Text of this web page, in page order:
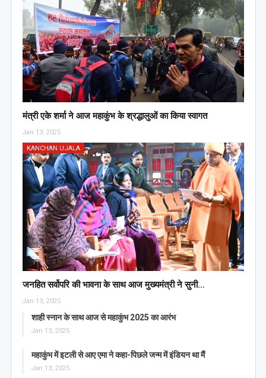
मंत्री एके शर्मा ने आज महाकुंभ के श्रद्धालुओं का किया स्वागत
Jan 13, 2025
KANCHAN UJALA
जनहित सर्वोपरि की भावना के साथ आज मुख्यमंत्री ने सुनी…
Jan 13, 2025
शाही स्नान के साथ आज से महाकुंभ 2025 का आरंभ
Jan 13, 2025
महाकुंभ में इटली से आए एमा ने कहा-पिछले जन्म में इंडियन था मैं
Jan 13, 2025